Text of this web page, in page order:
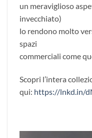
un meraviglioso
invecchiato)
lo rendono molto
spazi
commerciali come
Scopri l’intera
qui: https://lnkd.in/